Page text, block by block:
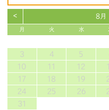
< 8月
月 火 水
3
4 5
10
11 12
17
18 19
24
25 26
31